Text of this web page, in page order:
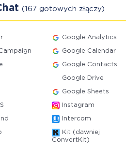
(167 gotowych złączy)
Google Analytics
Google Calendar
Google Contacts
Google Drive
Google Sheets
Instagram
Intercom
Kit (dawniej
ConvertKit)